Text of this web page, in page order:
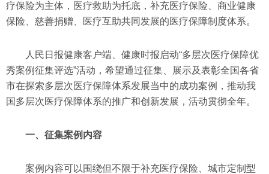
疗保险为主体，医疗救助为托底，补充医疗保险、商业健康
保险、慈善捐赠、医疗互助共同发展的医疗保障制度体系。
人民日报健康客户端、健康时报启动“多层次医疗保障优
秀案例征集评选”活动，希望通过征集、展示及表彰全国各省
市在探索多层次医疗保障体系发展当中的成功案例，推动我
国多层次医疗保障体系的推广和创新发展，活动贯彻全年。
一、征集案例内容
案例内容可以围绕但不限于补充医疗保险、城市定制型